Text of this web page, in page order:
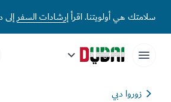
سلامتك هي أولويتنا. اقرأإرشادات السفرإلى
زوروا دبي